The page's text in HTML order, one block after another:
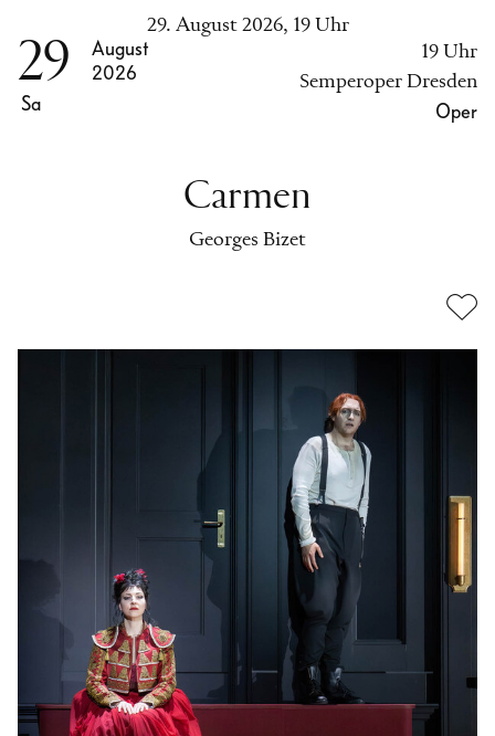
Carmen
Georges Bizet
29. August 2026, 19 Uhr
29
Sa
August
2026
19 Uhr
Semperoper Dresden
Oper